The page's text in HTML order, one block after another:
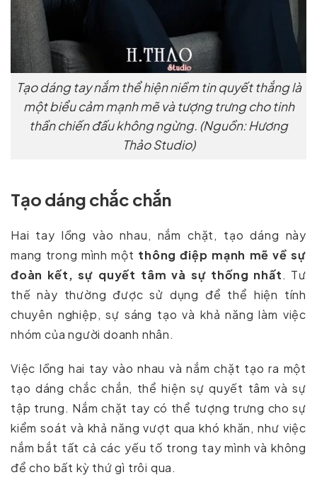
Tạo dáng tay nắm thể hiện niềm tin quyết thắng là
một biểu cảm mạnh mẽ và tượng trưng cho tinh
thần chiến đấu không ngừng. (Nguồn: Hương
Thảo Studio)
Tạo dáng chắc chắn
Hai tay lồng vào nhau, nắm chặt, tạo dáng này
mang trong mình một thông điệp mạnh mẽ về sự
đoàn kết, sự quyết tâm và sự thống nhất. Tư
thế này thường được sử dụng để thể hiện tính
chuyên nghiệp, sự sáng tạo và khả năng làm việc
nhóm của người doanh nhân.
Việc lồng hai tay vào nhau và nắm chặt tạo ra một
tạo dáng chắc chắn, thể hiện sự quyết tâm và sự
tập trung. Nắm chặt tay có thể tượng trưng cho sự
kiểm soát và khả năng vượt qua khó khăn, như việc
nắm bắt tất cả các yếu tố trong tay mình và không
để cho bất kỳ thứ gì trôi qua.